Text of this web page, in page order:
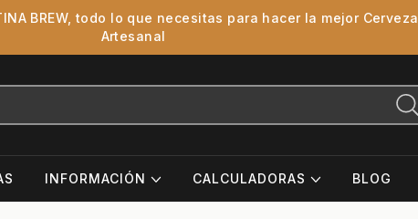
BREW, todo lo que necesitas para hacer la mejor Cerveza
Artesanal
INFORMACIÓN CALCULADORAS BLOG